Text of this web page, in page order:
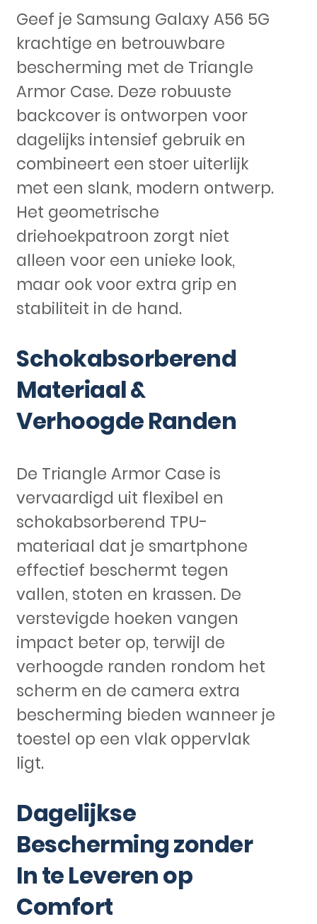
Geef je Samsung Galaxy A56 5G
krachtige en betrouwbare
bescherming met de Triangle
Armor Case. Deze robuuste
backcover is ontworpen voor
dagelijks intensief gebruik en
combineert een stoer uiterlijk
met een slank, modern ontwerp.
Het geometrische
driehoekpatroon zorgt niet
alleen voor een unieke look,
maar ook voor extra grip en
stabiliteit in de hand.
Schokabsorberend
Materiaal &
Verhoogde Randen
De Triangle Armor Case is
vervaardigd uit flexibel en
schokabsorberend TPU-
materiaal dat je smartphone
effectief beschermt tegen
vallen, stoten en krassen. De
verstevigde hoeken vangen
impact beter op, terwijl de
verhoogde randen rondom het
scherm en de camera extra
bescherming bieden wanneer je
toestel op een vlak oppervlak
ligt.
Dagelijkse
Bescherming zonder
In te Leveren op
Comfort